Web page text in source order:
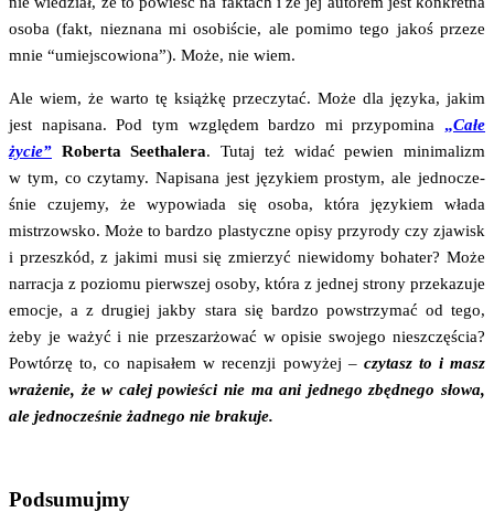
oso­ba (fakt, nie­zna­na mi oso­bi­ście, ale pomi­mo tego jakoś prze­ze
mnie “umiej­sco­wio­na”). Może, nie wiem.
Ale wiem, że war­to tę książ­kę prze­czy­tać. Może dla języ­ka, jakim
jest napi­sa­na. Pod tym wzglę­dem bar­dzo mi przy­po­mi­na „Całe
życie” Rober­ta Seetha­lera. Tutaj też widać pewien mini­ma­lizm
w tym, co czy­ta­my. Napi­sa­na jest języ­kiem pro­stym, ale jed­no­cze­
śnie czu­je­my, że wypo­wia­da się oso­ba, któ­ra języ­kiem wła­da
mistrzow­sko. Może to bar­dzo pla­stycz­ne opi­sy przy­ro­dy czy zja­wisk
i prze­szkód, z jaki­mi musi się zmie­rzyć nie­wi­do­my boha­ter? Może
nar­ra­cja z pozio­mu pierw­szej oso­by, któ­ra z jed­nej stro­ny prze­ka­zu­je
emo­cje, a z dru­giej jak­by sta­ra się bar­dzo powstrzy­mać od tego,
żeby je ważyć i nie prze­szar­żo­wać w opi­sie swo­je­go nie­szczę­ścia?
Powtó­rzę to, co napi­sa­łem w recen­zji powy­żej – czy­tasz to i masz
wra­że­nie, że w całej powie­ści nie ma ani jed­ne­go zbęd­ne­go sło­wa,
ale jed­no­cze­śnie żad­ne­go nie brakuje.
Podsumujmy